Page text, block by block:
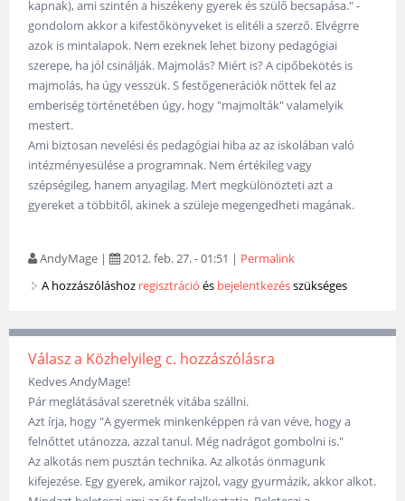
kapnak), ami szintén a hiszékeny gyerek és szülő becsapása." -
gondolom akkor a kifestőkönyveket is elitéli a szerző. Elvégrre
azok is mintalapok. Nem ezeknek lehet bizony pedagógiai
szerepe, ha jól csinálják. Majmolás? Miért is? A cipőbekötés is
majmolás, ha úgy vesszük. S festőgenerációk nőttek fel az
emberiség történetében úgy, hogy "majmolták" valamelyik
mestert.
Ami biztosan nevelési és pedagógiai hiba az az iskolában való
intézményesülése a programnak. Nem értékileg vagy
szépségileg, hanem anyagilag. Mert megkülönözteti azt a
gyereket a többitől, akinek a szüleje megengedheti magának.
AndyMage | 2012. feb. 27. - 01:51 | Permalink
A hozzászóláshoz regisztráció és bejelentkezésszükséges
Válasz a Közhelyileg c. hozzászólásra
Kedves AndyMage!
Pár meglátásával szeretnék vitába szállni.
Azt írja, hogy "A gyermek minkenképpen rá van véve, hogy a
felnőttet utánozza, azzal tanul. Még nadrágot gombolni is."
Az alkotás nem pusztán technika. Az alkotás önmagunk
kifejezése. Egy gyerek, amikor rajzol, vagy gyurmázik, akkor alkot.